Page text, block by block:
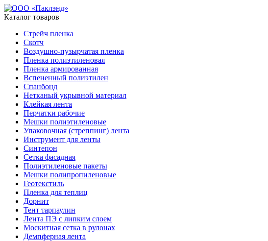
Каталог товаров
Стрейч пленка
Скотч
Воздушно-пузырчатая пленка
Пленка полиэтиленовая
Пленка армированная
Вспененный полиэтилен
Спанбонд
Нетканый укрывной материал
Клейкая лента
Перчатки рабочие
Мешки полиэтиленовые
Упаковочная (стреппинг) лента
Инструмент для ленты
Синтепон
Сетка фасадная
Полиэтиленовые пакеты
Мешки полипропиленовые
Геотекстиль
Пленка для теплиц
Дорнит
Тент тарпаулин
Лента ПЭ с липким слоем
Москитная сетка в рулонах
Демпферная лента